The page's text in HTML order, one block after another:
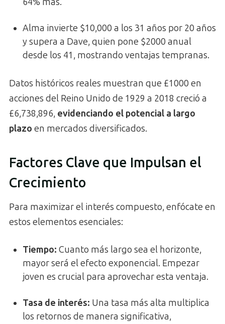
64% más.
Alma invierte $10,000 a los 31 años por 20 años
y supera a Dave, quien pone $2000 anual
desde los 41, mostrando ventajas tempranas.
Datos históricos reales muestran que £1000 en
acciones del Reino Unido de 1929 a 2018 creció a
£6,738,896, evidenciando el potencial a largo
plazo en mercados diversificados.
Factores Clave que Impulsan el
Crecimiento
Para maximizar el interés compuesto, enfócate en
estos elementos esenciales:
Tiempo: Cuanto más largo sea el horizonte,
mayor será el efecto exponencial. Empezar
joven es crucial para aprovechar esta ventaja.
Tasa de interés: Una tasa más alta multiplica
los retornos de manera significativa,